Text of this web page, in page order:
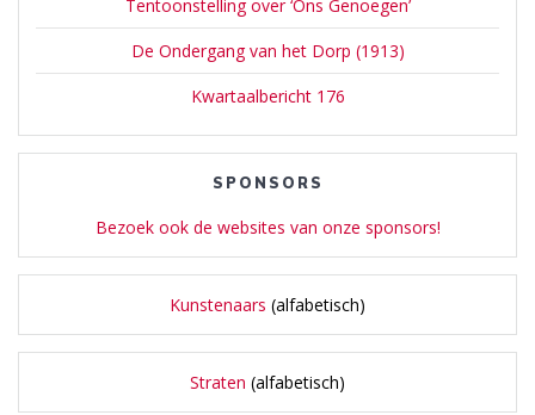
Tentoonstelling over ‘Ons Genoegen’
De Ondergang van het Dorp (1913)
Kwartaalbericht 176
SPONSORS
Bezoek ook de websites van onze sponsors!
Kunstenaars (alfabetisch)
Straten (alfabetisch)